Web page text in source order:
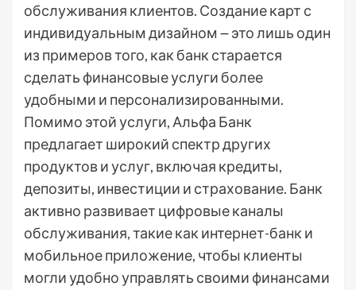
обслуживания клиентов. Создание карт с
индивидуальным дизайном ౼ это лишь один
из примеров того, как банк старается
сделать финансовые услуги более
удобными и персонализированными.
Помимо этой услуги, Альфа Банк
предлагает широкий спектр других
продуктов и услуг, включая кредиты,
депозиты, инвестиции и страхование. Банк
активно развивает цифровые каналы
обслуживания, такие как интернет-банк и
мобильное приложение, чтобы клиенты
могли удобно управлять своими финансами